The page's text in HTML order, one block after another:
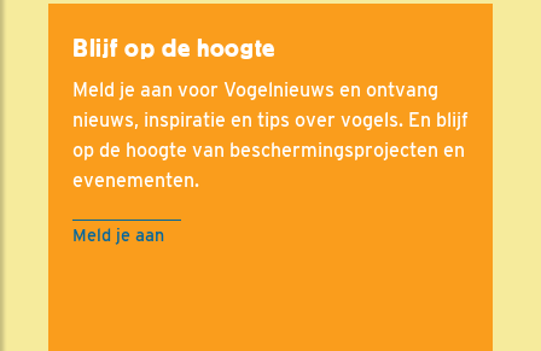
Blijf op de hoogte
Meld je aan voor Vogelnieuws en ontvang
nieuws, inspiratie en tips over vogels. En blijf
op de hoogte van beschermingsprojecten en
evenementen.
Meld je aan